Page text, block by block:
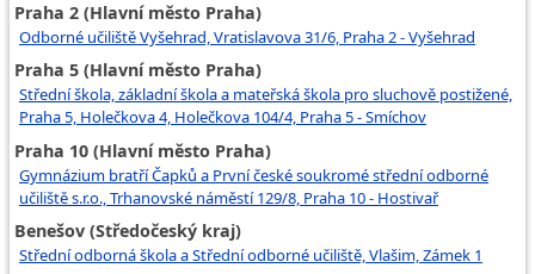
Praha 2 (Hlavní město Praha)
Odborné učiliště Vyšehrad, Vratislavova 31/6, Praha 2 - Vyšehrad
Praha 5 (Hlavní město Praha)
Střední škola, základní škola a mateřská škola pro sluchově postižené,
Praha 5, Holečkova 4, Holečkova 104/4, Praha 5 - Smíchov
Praha 10 (Hlavní město Praha)
Gymnázium bratří Čapků a První české soukromé střední odborné
učiliště s.r.o., Trhanovské náměstí 129/8, Praha 10 - Hostivař
Benešov (Středočeský kraj)
Střední odborná škola a Střední odborné učiliště, Vlašim, Zámek 1